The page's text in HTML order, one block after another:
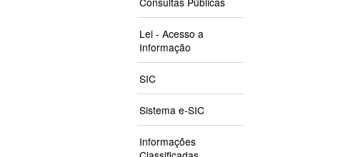
Lei - Acesso a
Informação
SIC
Sistema e-SIC
Informações